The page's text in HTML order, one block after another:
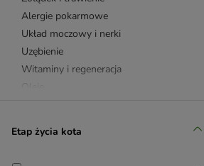
Alergie pokarmowe
Układ moczowy i nerki
Uzębienie
Witaminy i regeneracja
8in1 Vitality
Etap życia kota